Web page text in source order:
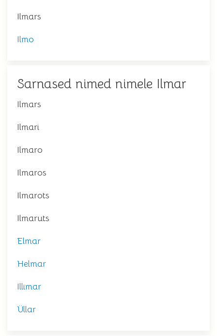
Ilmars
Ilmo
Sarnased nimed nimele Ilmar
Ilmars
Ilmari
Ilmaro
Ilmaros
Ilmarots
Ilmaruts
Elmar
Helmar
Illimar
Üllar